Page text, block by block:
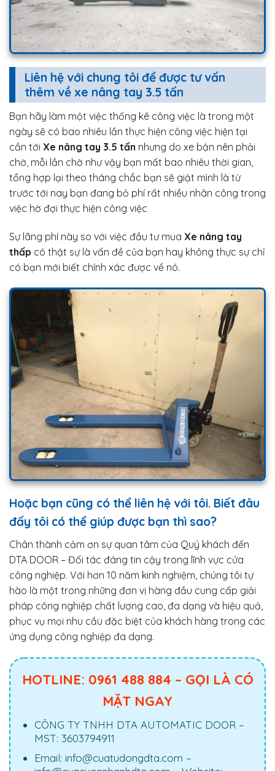
Liên hệ với chung tôi để được tư vấn
thêm về xe nâng tay 3.5 tấn
Bạn hãy làm một việc thống kê công việc là trong một
ngày sẽ có bao nhiêu lần thực hiện công việc hiện tại
cần tới Xe nâng tay 3.5 tấn nhưng do xe bận nên phải
chờ, mỗi lần chờ như vậy bạn mất bao nhiêu thời gian,
tổng hợp lại theo tháng chắc bạn sẽ giật mình là từ
trước tới nay bạn đang bỏ phí rất nhiều nhân công trong
việc hờ đợi thực hiện công việc
Sự lãng phí này so với việc đầu tư mua Xe nâng tay
thấp có thật sự là vấn đề của bạn hay không thực sự chỉ
có bạn mới biết chính xác được về nó.
Hoặc bạn cũng có thể liên hệ với tôi. Biết đâu
đấy tôi có thể giúp được bạn thì sao?
Chân thành cảm ơn sự quan tâm của Quý khách đến
DTA DOOR – Đối tác đáng tin cậy trong lĩnh vực cửa
công nghiệp. Với hơn 10 năm kinh nghiệm, chúng tôi tự
hào là một trong những đơn vị hàng đầu cung cấp giải
pháp công nghiệp chất lượng cao, đa dạng và hiệu quả,
phục vụ mọi nhu cầu đặc biệt của khách hàng trong các
ứng dụng công nghiệp đa dạng.
HOTLINE: 0961 488 884 – GỌI LÀ CÓ
MẶT NGAY
CÔNG TY TNHH DTA AUTOMATIC DOOR –
MST: 3603794911
Email: info@cuatudongdta.com –